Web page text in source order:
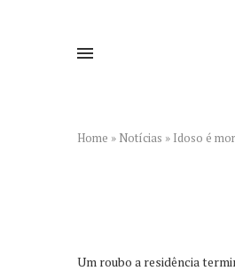
Home » Notícias » Idoso é
Um roubo a residência